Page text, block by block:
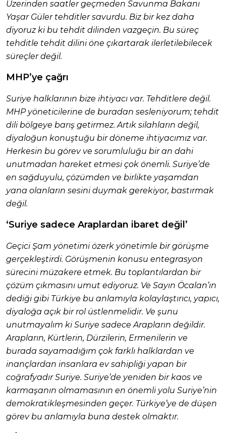
Üzerinden saatler geçmeden Savunma Bakanı
Yaşar Güler tehditler savurdu. Biz bir kez daha
diyoruz ki bu tehdit dilinden vazgeçin. Bu süreç
tehditle tehdit dilini öne çıkartarak ilerletilebilecek
süreçler değil.
MHP’ye çağrı
Suriye halklarının bize ihtiyacı var. Tehditlere değil.
MHP yöneticilerine de buradan sesleniyorum; tehdit
dili bölgeye barış getirmez. Artık silahların değil,
diyaloğun konuştuğu bir döneme ihtiyacımız var.
Herkesin bu görev ve sorumluluğu bir an dahi
unutmadan hareket etmesi çok önemli. Suriye’de
en sağduyulu, çözümden ve birlikte yaşamdan
yana olanların sesini duymak gerekiyor, bastırmak
değil.
‘Suriye sadece Araplardan ibaret değil’
Geçici Şam yönetimi özerk yönetimle bir görüşme
gerçekleştirdi. Görüşmenin konusu entegrasyon
sürecini müzakere etmek. Bu toplantılardan bir
çözüm çıkmasını umut ediyoruz. Ve Sayın Öcalan’ın
dediği gibi Türkiye bu anlamıyla kolaylaştırıcı, yapıcı,
diyaloğa açık bir rol üstlenmelidir. Ve şunu
unutmayalım ki Suriye sadece Arapların değildir.
Arapların, Kürtlerin, Dürzilerin, Ermenilerin ve
burada sayamadığım çok farklı halklardan ve
inançlardan insanlara ev sahipliği yapan bir
coğrafyadır Suriye. Suriye’de yeniden bir kaos ve
karmaşanın olmamasının en önemli yolu Suriye’nin
demokratikleşmesinden geçer. Türkiye’ye de düşen
görev bu anlamıyla buna destek olmaktır.